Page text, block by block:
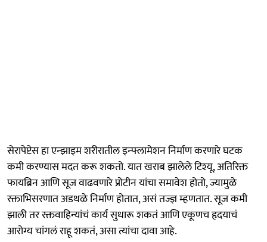
सेरापेप्टेस हा एन्झाइम शरीरातील इन्फ्लामेशन निर्माण करणारे घटक
कमी करण्यास मदत करू शकतो. यात खराब झालेले टिश्यू, अतिरिक्त
फायब्रिन आणि सूज वाढवणारे प्रोटीन यांचा समावेश होतो, ज्यामुळे
रक्ताभिसरणात अडथळे निर्माण होतात, असं तज्ज्ञ म्हणतात. सूज कमी
झाली तर रक्तवाहिन्यांचं कार्य सुधारू शकतं आणि एकूणच हृदयाचं
आरोग्य चांगलं राहू शकतं, असा त्यांचा दावा आहे.